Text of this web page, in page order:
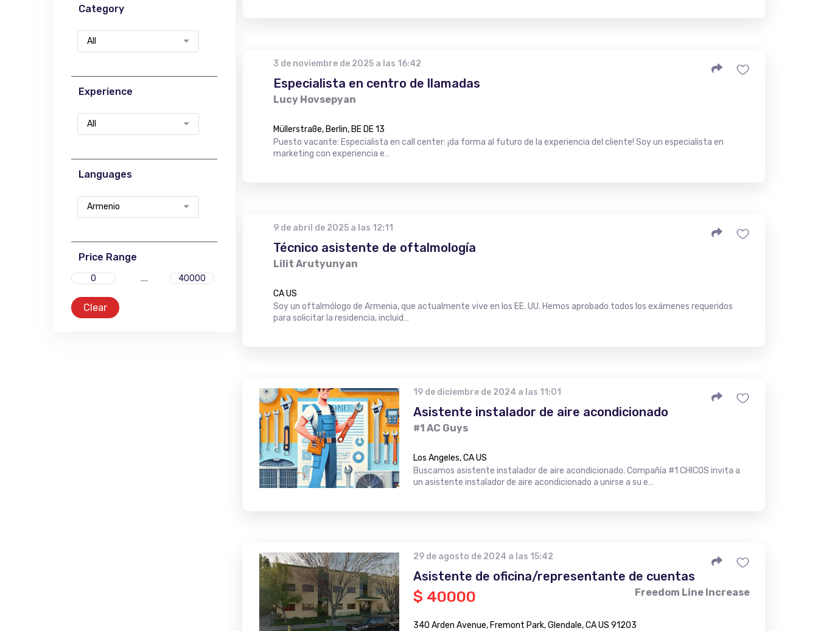
Category
All
Experience
All
Languages
Armenio
Price Range
Clear
3 de noviembre de 2025 a las 16:42
Especialista en centro de llamadas
Lucy Hovsepyan
Müllerstraße, Berlin, BE DE 13
Puesto vacante: Especialista en call center: ¡da forma al futuro de la experiencia del cliente! Soy un especialista en
marketing con experiencia e…
9 de abril de 2025 a las 12:11
Técnico asistente de oftalmología
Lilit Arutyunyan
CA US
Soy un oftalmólogo de Armenia, que actualmente vive en los EE. UU. Hemos aprobado todos los exámenes requeridos
para solicitar la residencia, incluid…
19 de diciembre de 2024 a las 11:01
Asistente instalador de aire acondicionado
#1 AC Guys
Los Angeles, CA US
Buscamos asistente instalador de aire acondicionado. Compañía #1 CHICOS invita a
un asistente instalador de aire acondicionado a unirse a su e…
29 de agosto de 2024 a las 15:42
Asistente de oficina/representante de cuentas
$ 40000 Freedom Line Increase
340 Arden Avenue, Fremont Park, Glendale, CA US 91203